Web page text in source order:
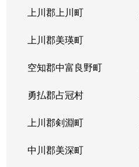
上川郡上川町
上川郡美瑛町
空知郡中富良野町
勇払郡占冠村
上川郡剣淵町
中川郡美深町